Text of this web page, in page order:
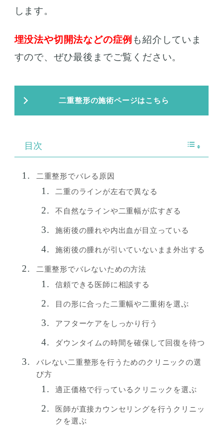
します。
埋没法や切開法などの症例 も紹介していま
すので、ぜひ最後までご覧ください。
二重整形の施術ページはこちら
目次
二重整形でバレる原因
二重のラインが左右で異なる
不自然なラインや二重幅が広すぎる
施術後の腫れや内出血が目立っている
施術後の腫れが引いていないまま外出する
二重整形でバレないための方法
信頼できる医師に相談する
目の形に合った二重幅や二重術を選ぶ
アフターケアをしっかり行う
ダウンタイムの時間を確保して回復を待つ
バレない二重整形を行うためのクリニックの選
び方
適正価格で行っているクリニックを選ぶ
医師が直接カウンセリングを行うクリニッ
クを選ぶ